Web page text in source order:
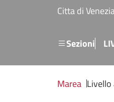
Salta al contenuto principale
Citta di
Sezioni
Marea